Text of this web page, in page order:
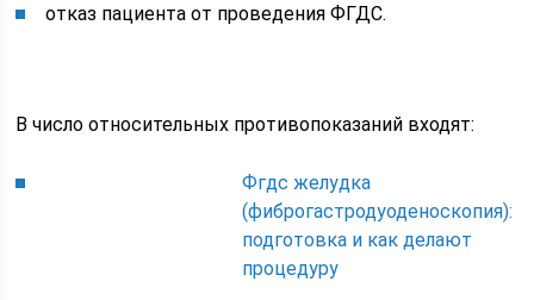
отказ пациента от проведения ФГДС.
В число относительных противопоказаний входят:
Фгдс желудка
(фиброгастродуоденоскопия):
подготовка и как делают
процедуру